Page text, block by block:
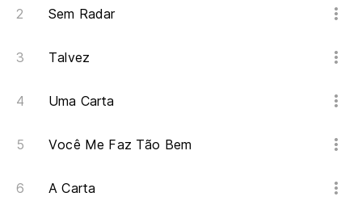
Sem Radar
Talvez
Uma Carta
Você Me Faz Tão Bem
A Carta